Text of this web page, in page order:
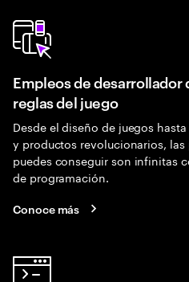
Empleos de desarrollador
reglas del juego
Desde el diseño de juegos
y productos revolucionarios,
puedes conseguir son infinitas
de programación.
Conoce más